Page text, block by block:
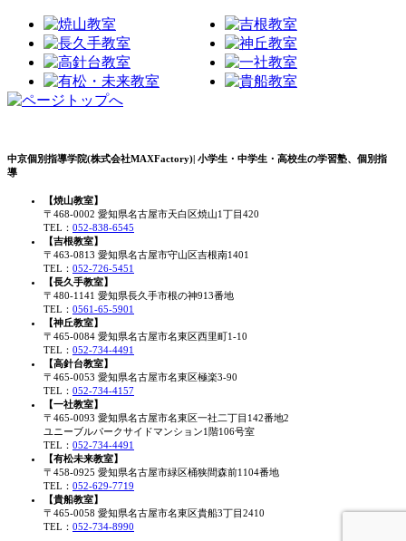
中京個別指導学院(株式会社MAXFactory)| 小学生・中学生・高校生の学習塾、個別指
導
【焼山教室】
〒468-0002 愛知県名古屋市天白区焼山1丁目420
TEL： 052-838-6545
【吉根教室】
〒463-0813 愛知県名古屋市守山区吉根南1401
TEL： 052-726-5451
【長久手教室】
〒480-1141 愛知県長久手市根の神913番地
TEL： 0561-65-5901
【神丘教室】
〒465-0084 愛知県名古屋市名東区西里町1-10
TEL： 052-734-4491
【高針台教室】
〒465-0053 愛知県名古屋市名東区極楽3-90
TEL： 052-734-4157
【一社教室】
〒465-0093 愛知県名古屋市名東区一社二丁目142番地2
ユニーブルパークサイドマンション1階106号室
TEL： 052-734-4491
【有松未来教室】
〒458-0925 愛知県名古屋市緑区桶狭間森前1104番地
TEL： 052-629-7719
【貴船教室】
〒465-0058 愛知県名古屋市名東区貴船3丁目2410
TEL： 052-734-8990